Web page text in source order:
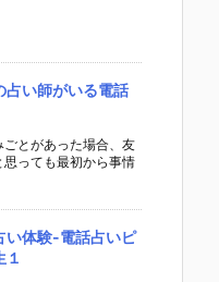
占い師がいる電話
とがあった場合、友
思っても最初から事情
い体験-電話占いピ
１